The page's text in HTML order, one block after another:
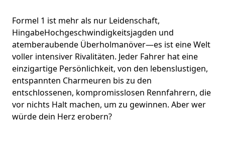
Formel 1 ist mehr als nur Leidenschaft,
HingabeHochgeschwindigkeitsjagden und
atemberaubende Überholmanöver—es ist eine Welt
voller intensiver Rivalitäten. Jeder Fahrer hat eine
einzigartige Persönlichkeit, von den lebenslustigen,
entspannten Charmeuren bis zu den
entschlossenen, kompromisslosen Rennfahrern, die
vor nichts Halt machen, um zu gewinnen. Aber wer
würde dein Herz erobern?